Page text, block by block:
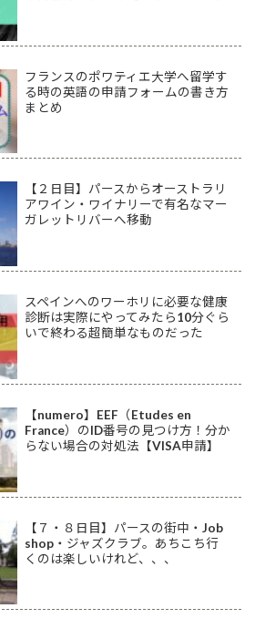
フランスのポワティエ大学へ留学す
る時の英語の申請フォームの書き方
まとめ
【２日目】パースからオーストラリ
アワイン・ワイナリーで有名なマー
ガレットリバーへ移動
スペインへのワーホリに必要な健康
診断は実際にやってみたら10分ぐら
いで終わる超簡単なものだった
【numero】EEF（Etudes en
France）のID番号の見つけ方！分か
らない場合の対処法【VISA申請】
【７・８日目】パースの街中・Job
shop・ジャズクラブ。あちこち行
くのは楽しいけれど、、、